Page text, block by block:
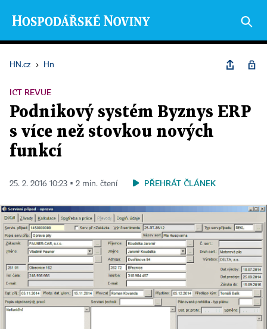
HN.cz › Hn
ICT REVUE
Podnikový systém Byznys ERP
s více než stovkou nových
funkcí
25. 2. 2016 10:23 ▪ 2 min. čtení PŘEHRÁT ČLÁNEK